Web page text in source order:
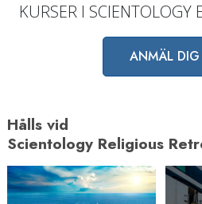
KURSER I SCIENTOLOGY
ANMÄL
Hålls vid
Scientology Religious